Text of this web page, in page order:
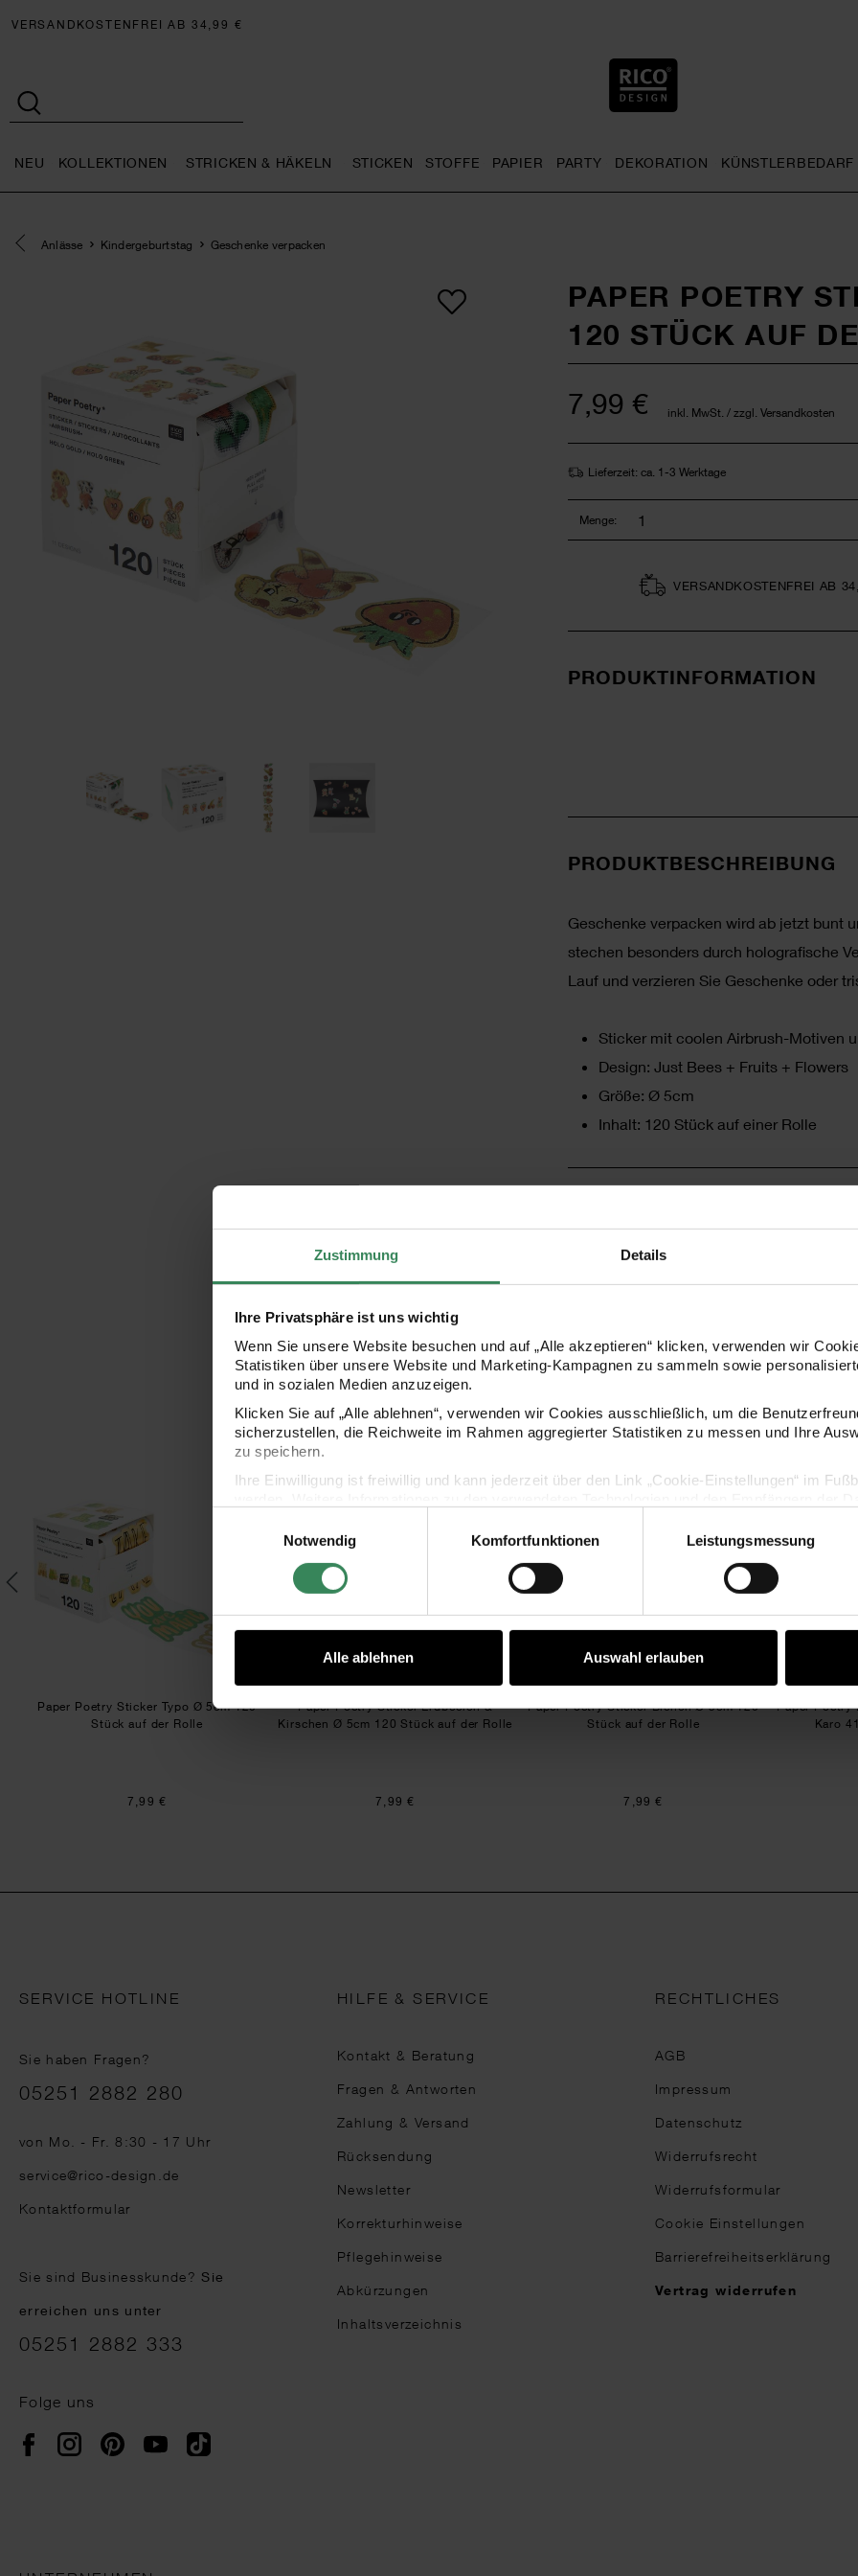
Zustimmung Details
Ihre Privatsphäre ist uns wichtig
Wenn Sie unsere Website besuchen und auf „Alle akzeptieren“ klicken, verwenden wir
Statistiken über unsere Website und Marketing-Kampagnen zu sammeln sowie
und in sozialen Medien anzuzeigen.
Klicken Sie auf „Alle ablehnen“, verwenden wir Cookies ausschließlich, um die
sicherzustellen, die Reichweite im Rahmen aggregierter Statistiken zu messen und Ihre
zu speichern.
Ihre Einwilligung ist freiwillig und kann jederzeit über den Link „Cookie-Einstellungen“ im
Impressum
Datenschutz Vertrag widerrufen
Notwendig
Komfortfunktionen Leistungsmessung
Alle ablehnen Auswahl erlauben
VERSANDKOSTENFREI AB 34,99 €
NEU KOLLEKTIONEN STRICKEN & HÄKELN STICKEN STOFFE PAPIER PARTY DEKORATION KÜNSTLERBEDARF
Eine Kategorie zurück navigieren
Anlässe Kindergeburtstag Geschenke verpacken
PAPER POETRY
120 STÜCK AUF
7,99 € inkl. MwSt. / zzgl. Versandkosten
Lieferzeit: ca. 1-3 Werktage
Menge:
VERSAND­KOSTEN­FREI AB
PRODUKTINFORMATION
PRODUKTBESCHREIBUNG
Geschenke verpacken wird ab jetzt bunt
stechen besonders durch holografische
Lauf und verzieren Sie Geschenke oder
Sticker mit coolen Airbrush-Motiven
Design: Just Bees + Fruits + Flowers
Größe: Ø 5cm
Inhalt: 120 Stück auf einer Rolle
KAUFEMPFEHLUNG
Paper Poetry Sticker Typo Ø 5cm 120 Stück auf der Rolle
Paper Poetry Sticker Typo Ø 5cm 120
Stück auf der Rolle
7,99 €
Paper Poetry Sticker Erdbeeren & Kirschen Ø 5cm 120 Stück auf
Paper Poetry Sticker Erdbeeren &
Kirschen Ø 5cm 120 Stück auf der Rolle
7,99 €
Paper Poetry Sticker Bienen Ø
Paper Poetry Sticker Bienen Ø 5cm 120
Stück auf der Rolle
7,99 €
Paper Poetry
Karo
SERVICE HOTLINE
Sie haben Fragen?
Telefonnummer
05251 2882 280
von Mo. - Fr. 8:30 - 17 Uhr
service@rico-design.de
Kontaktformular
Sie sind Businesskunde?Sie
erreichen uns unter
05251 2882 333
Folge uns
FacebookInstagramPinterestYouTubeTikTok
HILFE & SERVICE
Kontakt & Beratung
Fragen & Antworten
Zahlung & Versand
Rücksendung
Newsletter
Korrekturhinweise
Pflegehinweise
Abkürzungen
Inhaltsverzeichnis
RECHTLICHES
AGB
Impressum
Datenschutz
Widerrufsrecht
Widerrufsformular
Cookie Einstellungen
Barrierefreiheitserklärung
Vertrag widerrufen